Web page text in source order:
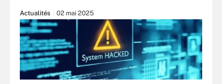
Actualités 02 mai 2025